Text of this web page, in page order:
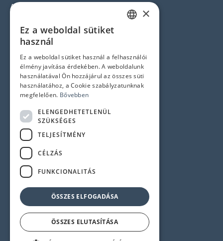
Arculat
Jogi nyilatkozatok
Adatvédelem és Cookie tájékoztató
ÁSZF
Impresszum
Elérhetőségek
1145 Budapest, Újvilág u. 50-52.
Központi telefonszám:
Szerviz:+36 1 358 6333
Recepció:+36 1 358 6359
© 2024 Minden jog fenntartva!
×
Ez a weboldal sütiket
használ
Ez a weboldal sütiket használ a felhasználói
élmény javítása érdekében. A weboldalunk
használatával Ön hozzájárul az összes süti
használatához, a Cookie szabályzatunknak
megfelelően. Bővebben
ELENGEDHETETLENÜL
SZÜKSÉGES
TELJESÍTMÉNY
CÉLZÁS
FUNKCIONALITÁS
ÖSSZES ELFOGADÁSA
ÖSSZES ELUTASÍTÁSA